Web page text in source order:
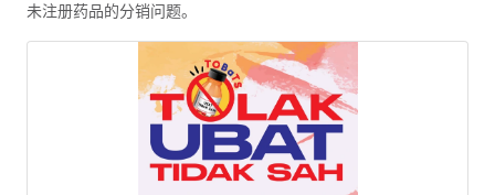
未注册药品的分销问题。